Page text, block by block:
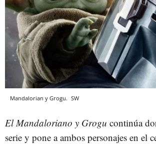
Mandalorian y Grogu. SW
El Mandaloriano y Grogu continúa
serie y pone a ambos personajes en el